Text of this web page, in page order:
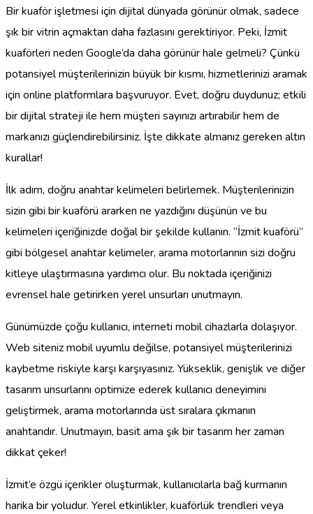
Bir kuaför işletmesi için dijital dünyada görünür olmak, sadece
şık bir vitrin açmaktan daha fazlasını gerektiriyor. Peki, İzmit
kuaförleri neden Google’da daha görünür hale gelmeli? Çünkü
potansiyel müşterilerinizin büyük bir kısmı, hizmetlerinizi aramak
için online platformlara başvuruyor. Evet, doğru duydunuz; etkili
bir dijital strateji ile hem müşteri sayınızı artırabilir hem de
markanızı güçlendirebilirsiniz. İşte dikkate almanız gereken altın
kurallar!
İlk adım, doğru anahtar kelimeleri belirlemek. Müşterilerinizin
sizin gibi bir kuaförü ararken ne yazdığını düşünün ve bu
kelimeleri içeriğinizde doğal bir şekilde kullanın. “İzmit kuaförü”
gibi bölgesel anahtar kelimeler, arama motorlarının sizi doğru
kitleye ulaştırmasına yardımcı olur. Bu noktada içeriğinizi
evrensel hale getirirken yerel unsurları unutmayın.
Günümüzde çoğu kullanıcı, interneti mobil cihazlarla dolaşıyor.
Web siteniz mobil uyumlu değilse, potansiyel müşterilerinizi
kaybetme riskiyle karşı karşıyasınız. Yükseklik, genişlik ve diğer
tasarım unsurlarını optimize ederek kullanıcı deneyimini
geliştirmek, arama motorlarında üst sıralara çıkmanın
anahtarıdır. Unutmayın, basit ama şık bir tasarım her zaman
dikkat çeker!
İzmit’e özgü içerikler oluşturmak, kullanıcılarla bağ kurmanın
harika bir yoludur. Yerel etkinlikler, kuaförlük trendleri veya